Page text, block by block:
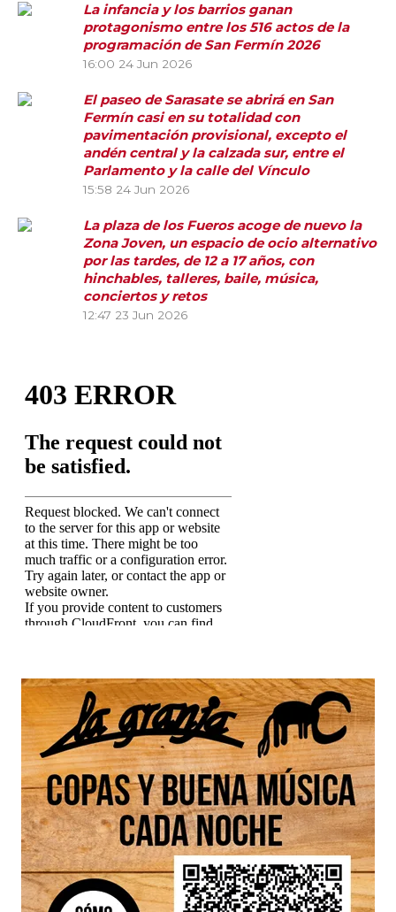
La infancia y los barrios ganan
protagonismo entre los 516 actos de la
programación de San Fermín 2026
16:00 24 Jun 2026
El paseo de Sarasate se abrirá en San
Fermín casi en su totalidad con
pavimentación provisional, excepto el
andén central y la calzada sur, entre el
Parlamento y la calle del Vínculo
15:58 24 Jun 2026
La plaza de los Fueros acoge de nuevo la
Zona Joven, un espacio de ocio alternativo
por las tardes, de 12 a 17 años, con
hinchables, talleres, baile, música,
conciertos y retos
12:47 23 Jun 2026